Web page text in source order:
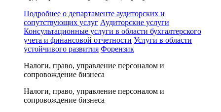
Подробнее о департаменте аудиторских и
сопутствующих услуг Аудиторские услуги
Консультационные услуги в области бухгалтерского
учета и финансовой отчетности Услуги в области
устойчивого развития Форензик
Налоги, право, управление персоналом и
сопровождение бизнеса
Налоги, право, управление персоналом и
сопровождение бизнеса